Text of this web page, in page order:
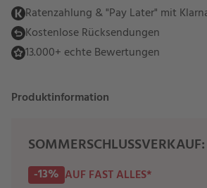
Ratenzahlung & "Pay Later" mit
Kostenlose Rücksendungen
13.000+ echte Bewertungen
Produktinformation
SOMMERSCHLUSSVERKAUF:
-13% AUF FAST ALLES*